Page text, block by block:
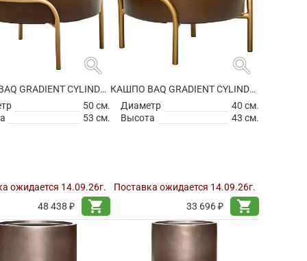
search
КАШПО BAQ GRADIENT CYLINDER ELEVATED LOW MATT HONEY
50 см.
53 см.
ожидается 14.09.26г.
48 438 ₽
shopping_cart
search
КАШПО BAQ GRADIENT CYLINDER ELEVATED LOW MATT HONEY
Диаметр
40 см.
Высота
43 см.
Поставка ожидается 14.09.26г.
33 696 ₽
shopping_cart